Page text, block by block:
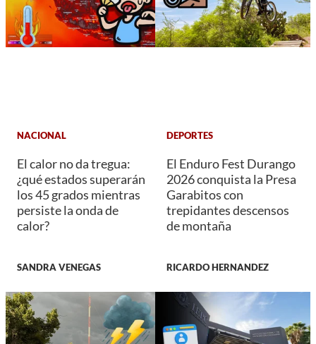
NACIONAL
El calor no da tregua:
¿qué estados superarán
los 45 grados mientras
persiste la onda de
calor?
SANDRA VENEGAS
DEPORTES
El Enduro Fest Durango
2026 conquista la Presa
Garabitos con
trepidantes descensos
de montaña
RICARDO HERNANDEZ